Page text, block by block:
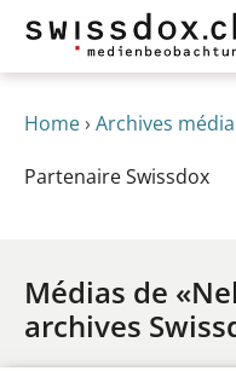
Home› Archives média
Partenaire Swissdox
Médias de
archives